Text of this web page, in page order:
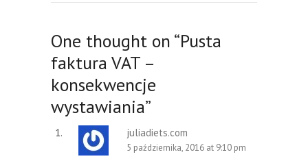
One thought on “Pusta
faktura VAT –
konsekwencje
wystawiania”
juliadiets.com
5 października, 2016 at 9:10 pm